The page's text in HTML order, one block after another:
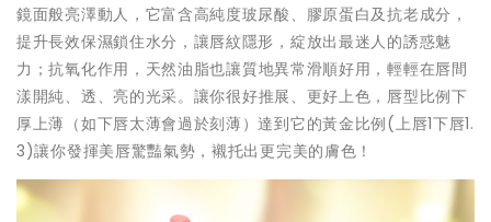
鏡面般亮澤動人，它富含高純度玻尿酸、膠原蛋白及抗老成分，
提升長效保濕鎖住水分，讓唇紋隱形，綻放出最迷人的誘惑魅
力 ；抗氧化作用，天然油脂也讓質地異常滑順好用，輕輕在唇間
漾開純、透、亮的光采。 讓你很好推展、更好上色，唇型比例下
厚上薄（如下唇太薄會過於刻薄）達到它的黃金比例(上唇1下唇1.
3)讓你發揮美唇驚豔氣勢，襯托出更完美的膚色！